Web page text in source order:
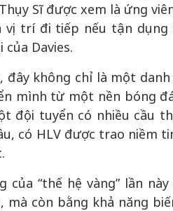
Sĩ được xem là ứng
vị trí đi tiếp nếu tận dụng
Davies.
đây không chỉ là một
mình từ một nền bóng
đội tuyển có nhiều cầu
có HLV được trao niềm
của “thế hệ vàng” lần
mà còn bằng khả năng